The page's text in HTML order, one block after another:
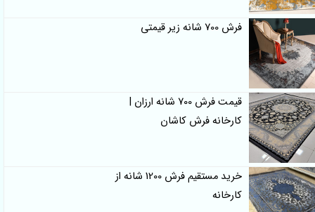
فرش 700 شانه زیر قیمتی
قیمت فرش 700 شانه ارزان |
کارخانه فرش کاشان
خرید مستقیم فرش 1200 شانه از
کارخانه